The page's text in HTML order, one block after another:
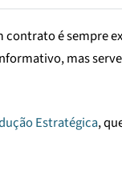
é sempre
mas
Estratégica,